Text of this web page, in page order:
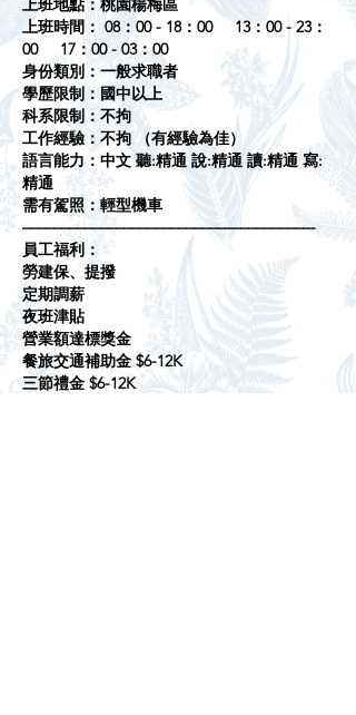
上班地點：桃園楊梅區
上班時間： 08：00 - 18：00 13：00 - 23：
00 17：00 - 03：00
身份類別：一般求職者
學歷限制：國中以上
科系限制：不拘
工作經驗：不拘 （有經驗為佳）
語言能力：中文 聽:精通 說:精通 讀:精通 寫:
精通
需有駕照：輕型機車
–––––––––––––––––––––––––––––––––––––-
員工福利：
勞建保、提撥
定期調薪
夜班津貼
營業額達標獎金
餐旅交通補助金 $6-12K
三節禮金 $6-12K